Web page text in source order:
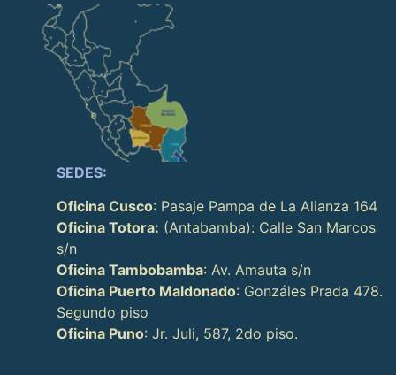
SEDES:
Oficina Cusco: Pasaje Pampa de La Alianza 164
Oficina Totora: (Antabamba): Calle San Marcos
s/n
Oficina Tambobamba: Av. Amauta s/n
Oficina Puerto Maldonado: Gonzáles Prada 478.
Segundo piso
Oficina Puno: Jr. Juli, 587, 2do piso.